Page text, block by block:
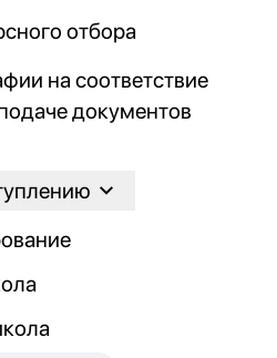
отбора
на соответствие
документов